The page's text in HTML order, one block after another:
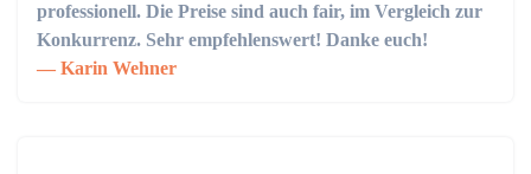
professionell. Die Preise sind auch fair, im Vergleich zur
Konkurrenz. Sehr empfehlenswert! Danke euch!
Karin Wehner